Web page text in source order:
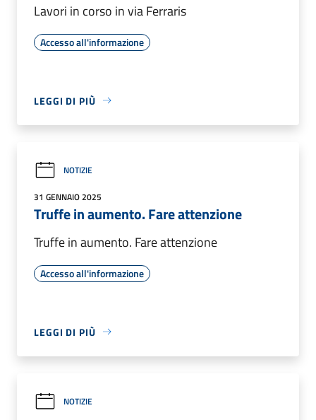
Lavori in corso in via Ferraris
Accesso all'informazione
LEGGI DI PIÙ
NOTIZIE
31 GENNAIO 2025
Truffe in aumento. Fare attenzione
Truffe in aumento. Fare attenzione
Accesso all'informazione
LEGGI DI PIÙ
NOTIZIE